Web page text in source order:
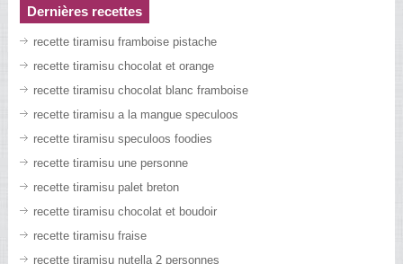
Dernières recettes
recette tiramisu framboise pistache
recette tiramisu chocolat et orange
recette tiramisu chocolat blanc framboise
recette tiramisu a la mangue speculoos
recette tiramisu speculoos foodies
recette tiramisu une personne
recette tiramisu palet breton
recette tiramisu chocolat et boudoir
recette tiramisu fraise
recette tiramisu nutella 2 personnes